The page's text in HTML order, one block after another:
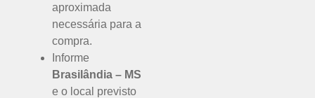
aproximada
necessária para a
compra.
Informe
Brasilândia – MS
e o local previsto